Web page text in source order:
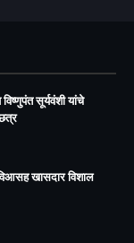
सूर्यवंशी यांचे
खासदार विशाल